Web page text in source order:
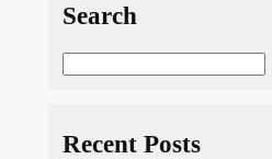
Search
S
a
Recent Posts